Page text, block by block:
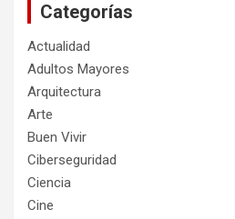
Categorías
Actualidad
Adultos Mayores
Arquitectura
Arte
Buen Vivir
Ciberseguridad
Ciencia
Cine